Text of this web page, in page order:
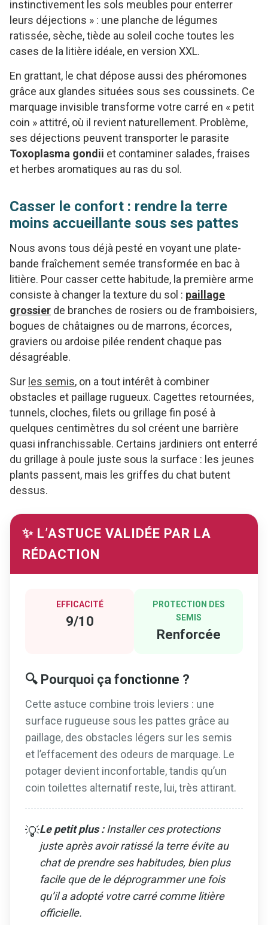
instinctivement les sols meubles pour enterrer
leurs déjections » : une planche de légumes
ratissée, sèche, tiède au soleil coche toutes les
cases de la litière idéale, en version XXL.
En grattant, le chat dépose aussi des phéromones
grâce aux glandes situées sous ses coussinets. Ce
marquage invisible transforme votre carré en « petit
coin » attitré, où il revient naturellement. Problème,
ses déjections peuvent transporter le parasite
Toxoplasma gondii et contaminer salades, fraises
et herbes aromatiques au ras du sol.
Casser le confort : rendre la terre
moins accueillante sous ses pattes
Nous avons tous déjà pesté en voyant une plate-
bande fraîchement semée transformée en bac à
litière. Pour casser cette habitude, la première arme
consiste à changer la texture du sol : paillage
grossier de branches de rosiers ou de framboisiers,
bogues de châtaignes ou de marrons, écorces,
graviers ou ardoise pilée rendent chaque pas
désagréable.
Sur les semis, on a tout intérêt à combiner
obstacles et paillage rugueux. Cagettes retournées,
tunnels, cloches, filets ou grillage fin posé à
quelques centimètres du sol créent une barrière
quasi infranchissable. Certains jardiniers ont enterré
du grillage à poule juste sous la surface : les jeunes
plants passent, mais les griffes du chat butent
dessus.
✨ L’ASTUCE VALIDÉE PAR LA
RÉDACTION
EFFICACITÉ
9/10
PROTECTION DES
SEMIS
Renforcée
🔍 Pourquoi ça fonctionne ?
Cette astuce combine trois leviers : une
surface rugueuse sous les pattes grâce au
paillage, des obstacles légers sur les semis
et l’effacement des odeurs de marquage. Le
potager devient inconfortable, tandis qu’un
coin toilettes alternatif reste, lui, très attirant.
💡Le petit plus :Installer ces protections
juste après avoir ratissé la terre évite au
chat de prendre ses habitudes, bien plus
facile que de le déprogrammer une fois
qu’il a adopté votre carré comme litière
officielle.